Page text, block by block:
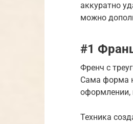
аккуратно
можно
#1
Френч с
Сама форма
оформлении,
Техника